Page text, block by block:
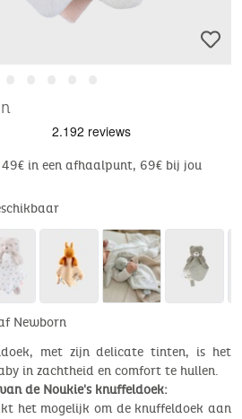
in een afhaalpunt, 69€ bij jou
Newborn
met zijn delicate tinten, is het
in zachtheid en comfort te hullen.
de Noukie's knuffeldoek:
het mogelijk om de knuffeldoek aan